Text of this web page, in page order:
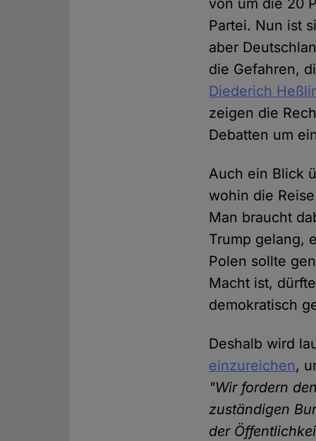
von um die 20
Partei. Nun ist
aber
die Gefahren,
Diederich
zeigen die
Debatten um
Auch ein Blick
wohin die
Man braucht
Trump gelang,
Polen sollte
Macht ist,
demokratisch
Deshalb wird
einzureichen,
"Wir fordern
zuständigen
der